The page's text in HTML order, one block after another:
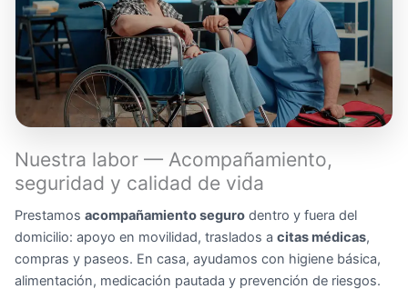
Nuestra labor — Acompañamiento,
seguridad y calidad de vida
Prestamos acompañamiento seguro dentro y fuera del
domicilio: apoyo en movilidad, traslados a citas médicas,
compras y paseos. En casa, ayudamos con higiene básica,
alimentación, medicación pautada y prevención de riesgos.